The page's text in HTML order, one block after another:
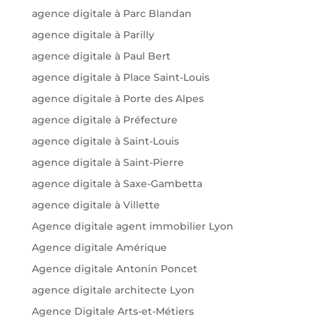
agence digitale à Parc Blandan
agence digitale à Parilly
agence digitale à Paul Bert
agence digitale à Place Saint-Louis
agence digitale à Porte des Alpes
agence digitale à Préfecture
agence digitale à Saint-Louis
agence digitale à Saint-Pierre
agence digitale à Saxe-Gambetta
agence digitale à Villette
Agence digitale agent immobilier Lyon
Agence digitale Amérique
Agence digitale Antonin Poncet
agence digitale architecte Lyon
Agence Digitale Arts-et-Métiers